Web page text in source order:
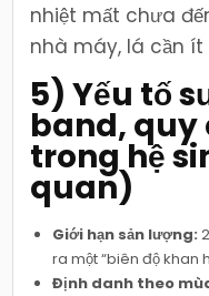
nhiệt mất chưa
nhà máy, lá cần ít
5) Yếu tố
band, quy
trong hệ
quan)
Giới hạn sản lượng:
ra một “biên độ khan
Định danh theo